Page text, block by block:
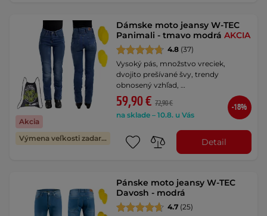
Akcia
Výmena veľkosti zadarmo
Dámske moto jeansy W-TEC
Panimali - tmavo modráAKCIA
4.8 (37)
Vysoký pás, množstvo vreciek,
dvojito prešívané švy, trendy
obnosený vzhľad, …
59,90 € 72,90 €
na sklade – 10.8. u Vás
-18%
Detail
Pánske moto jeansy W-TEC
Davosh - modrá
4.7 (25)